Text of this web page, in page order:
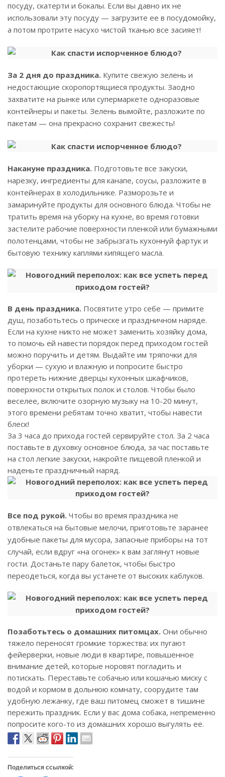
посуду, скатерти и бокалы. Если вы давно их не
использовали эту посуду — загрузите ее в посудомойку,
а потом протрите насухо чистой тканью все засияет!
За 2 дня до праздника. Купите свежую зелень и
недостающие скоропортящиеся продукты. Заодно
захватите на рынке или супермаркете одноразовые
контейнеры и пакеты. Зелень вымойте, разложите по
пакетам — она прекрасно сохранит свежесть!
Накануне праздника. Подготовьте все закуски,
нарезку, ингредиенты для канапе, соусы, разложите в
контейнерах в холодильнике. Разморозьте и
замаринуйте продукты для основного блюда. Чтобы не
тратить время на уборку на кухне, во время готовки
застелите рабочие поверхности пленкой или бумажными
полотенцами, чтобы не забрызгать кухоннуй фартук и
бытовую технику каплями кипящего масла.
В день праздника. Посвятите утро себе — примите
душ, позаботьтесь о прическе и праздничном наряде.
Если на кухне никто не может заменить хозяйку дома,
то помочь ей навести порядок перед приходом гостей
можно поручить и детям. Выдайте им тряпочки для
уборки — сухую и влажную и попросите быстро
протереть нижние дверцы кухонных шкафчиков,
поверхности открытых полок и столов. Чтобы было
веселее, включите озорную музыку на 10-20 минут,
этого времени ребятам точно хватит, чтобы навести
блеск!
За 3 часа до прихода гостей сервируйте стол. За 2 часа
поставьте в духовку основное блюда, за час поставьте
на стол легкие закуски, накройте пищевой пленкой и
наденьте праздничный наряд.
Все под рукой. Чтобы во время праздника не
отвлекаться на бытовые мелочи, приготовьте заранее
удобные пакеты для мусора, запасные приборы на тот
случай, если вдруг «на огонек» к вам заглянут новые
гости. Достаньте пару балеток, чтобы быстро
переодеться, когда вы устанете от высоких каблуков.
Позаботьтесь о домашних питомцах. Они обычно
тяжело переносят громкие торжества: их пугают
фейерверки, новые люди в квартире, повышенное
внимание детей, которые норовят погладить и
потискать. Переставьте собачью или кошачью миску с
водой и кормом в дольнюю комнату, соорудите там
удобную лежанку, где ваш питомец сможет в тишине
пережить праздник. Если у вас дома собака, непременно
попросите кого-то из домашних хорошо выгулять ее.
Поделиться ссылкой: